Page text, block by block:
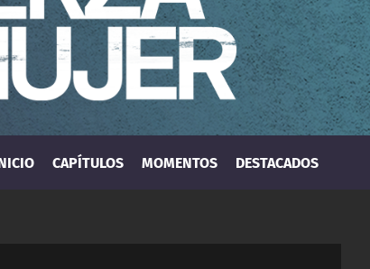
CAPÍTULOS MOMENTOS DESTACADOS